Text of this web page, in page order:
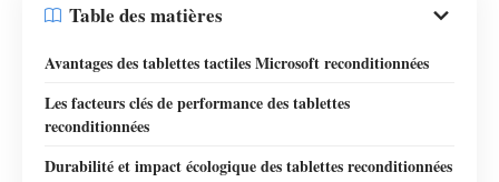
Table des matières
Avantages des tablettes tactiles Microsoft reconditionnées
Les facteurs clés de performance des tablettes
reconditionnées
Durabilité et impact écologique des tablettes reconditionnées